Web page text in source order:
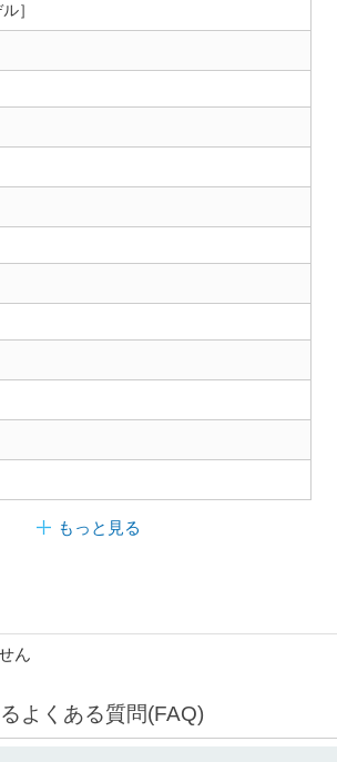
］
もっと見る
ん
よくある質問(FAQ)